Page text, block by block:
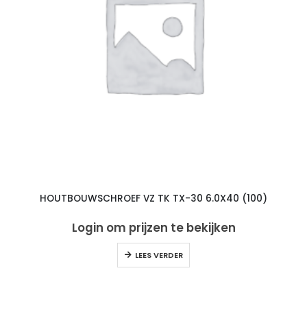
HOUTBOUWSCHROEF VZ TK TX-30 6.0X40 (100)
Login om prijzen te bekijken
LEES VERDER